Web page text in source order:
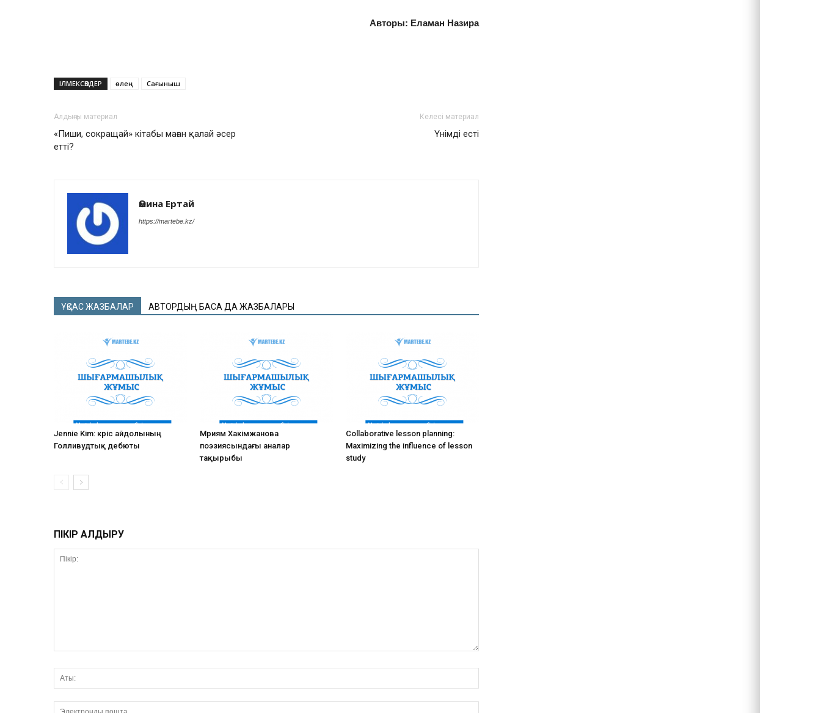
Авторы: Еламан Назира
ІЛМЕКСӨЗДЕР өлең Сағыныш
Алдыңғы материал
«Пиши, сокращай» кітабы маған қалай әсер
етті?
Келесі материал
Үнімді есті
Әмина Ертай
https://martebe.kz/
ҰҚСАС ЖАЗБАЛАР АВТОРДЫҢ БАСҚА ДА ЖАЗБАЛАРЫ
Jennie Kim: кәріс айдолының
Голливудтық дебюты
Мәриям Хакімжанова
поэзиясындағы аналар
тақырыбы
Collaborative lesson planning:
Maximizing the influence of lesson
study
ПІКІР ҚАЛДЫРУ